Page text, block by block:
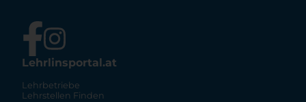
Lehrlinsportal.at
Lehrbetriebe
Lehrstellen Finden